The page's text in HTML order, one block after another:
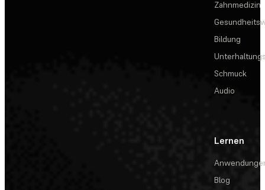
Zahnmedizin
Bildung
Schmuck
Audio
Lernen
Blog